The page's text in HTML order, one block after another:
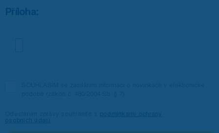
Příloha:
podmínkami ochrany
osobních údajů